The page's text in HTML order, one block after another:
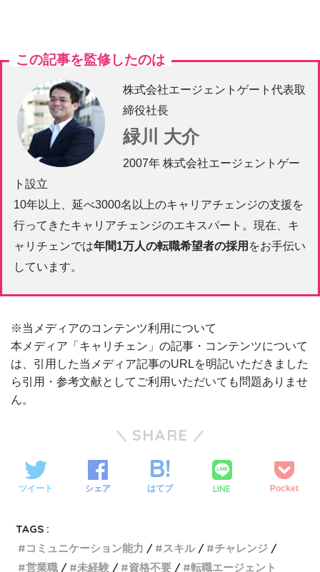
この記事を監修したのは
株式会社エージェントゲート代表取
締役社長
緑川 大介
2007年 株式会社エージェントゲー
ト設立
10年以上、延べ3000名以上のキャリアチェンジの支援を
行ってきたキャリアチェンジのエキスパート。現在、キ
ャリチェンでは年間1万人の転職希望者の採用 をお手伝い
しています。
※当メディアのコンテンツ利用について
本メディア「キャリチェン」の記事・コンテンツについて
は、引用した当メディア記事のURLを明記いただきました
ら引用・参考文献としてご利用いただいても問題ありませ
ん。
SHARE
ツイート シェア はてブ LINE Pocket
TAGS :
コミュニケーション能力
スキル
チャレンジ
営業職
未経験 資格不要 転職エージェント